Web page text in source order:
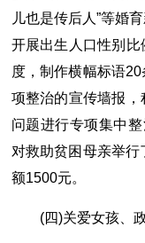
儿也是传后人”等婚
开展出生人口性别
度，制作横幅标语
项整治的宣传墙报
问题进行专项集中
对救助贫困母亲举
额1500元。
(四)关爱女孩、